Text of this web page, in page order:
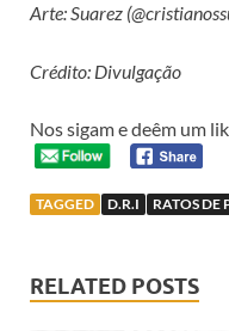
Arte: Suarez
Crédito: Divulgação
Nos sigam e deêm um
TAGGED D.R.I RATOS DE
RELATED POSTS